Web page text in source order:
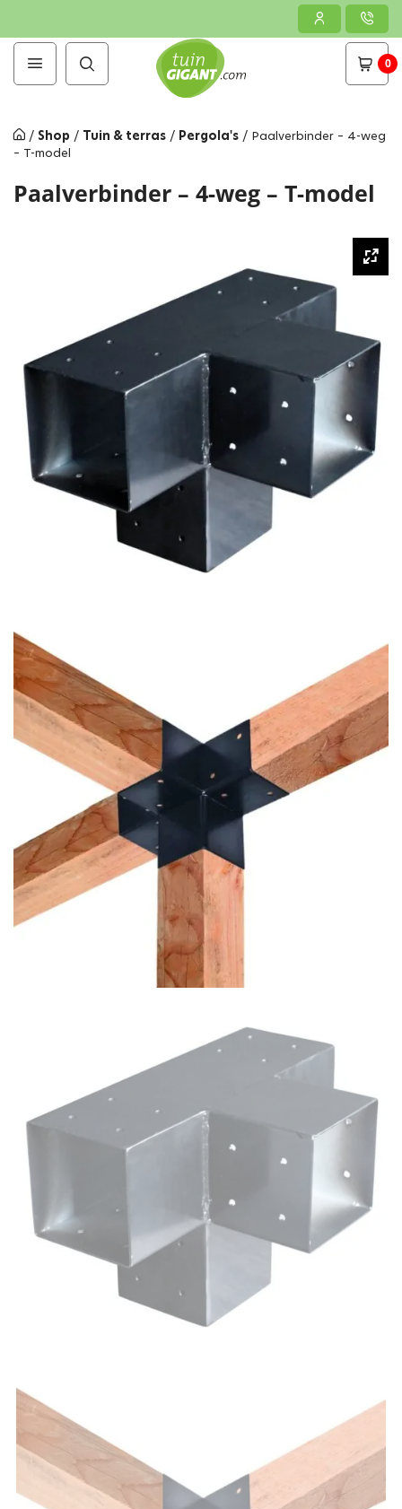
0
/ Shop / Tuin & terras / Pergola's / Paalverbinder – 4-weg
– T-model
Paalverbinder – 4-weg – T-model